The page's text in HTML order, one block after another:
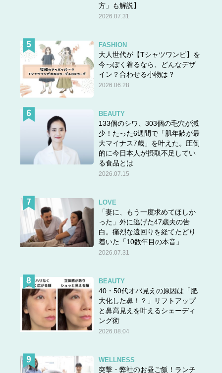
方」も解説】
2026.07.31
FASHION
大人世代が【Tシャツワンピ】を
今っぽく着るなら、どんなデザ
イン？合わせる小物は？
2026.06.28
BEAUTY
133個のシワ、303個の毛穴が減
少！たった6週間で「肌年齢が最
大マイナス7歳」を叶えた。圧倒
的に今日本人が摂取不足してい
る食品とは
2026.07.15
LOVE
「妻に、もう一度求めてほしか
った」外に逃げた47歳夫の告
白。痛烈な遠回りを経てたどり
着いた「10数年目の本音」
2026.07.31
BEAUTY
40・50代オバ見えの原因は「肥
大化した鼻！？」リフトアップ
と鼻高見えを叶えるシェーディ
ング術
2026.08.04
WELLNESS
突撃・弊社のお昼ご飯！ランチ